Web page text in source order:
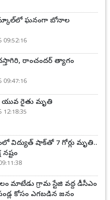
స్కూల్‌లో ఘనంగా బోనాల
09:52:16
రాంచందర్ త్యాగం
09:47:16
రైతు మృతి
12:18:35
విద్యుత్ షాక్‌తో 7 గోర్లు మృతి..
నష్టం
మాటేడు గ్రామ స్టేజి వద్ద డీసీఎం
కోసం ఎగబడిన జనం